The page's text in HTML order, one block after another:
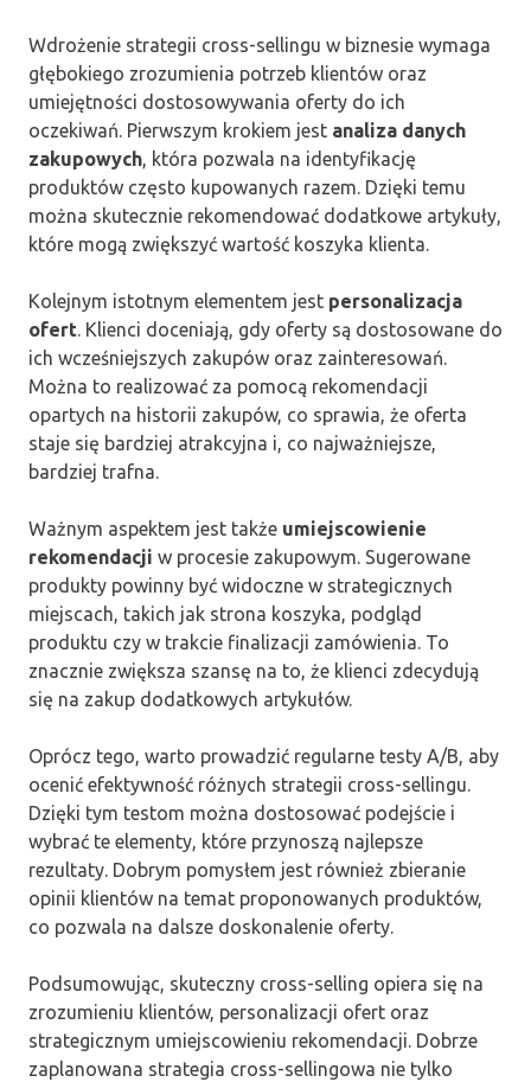
Wdrożenie strategii cross-sellingu w biznesie wymaga
głębokiego zrozumienia potrzeb klientów oraz
umiejętności dostosowywania oferty do ich
oczekiwań. Pierwszym krokiem jest analiza danych
zakupowych , która pozwala na identyfikację
produktów często kupowanych razem. Dzięki temu
można skutecznie rekomendować dodatkowe artykuły,
które mogą zwiększyć wartość koszyka klienta.
Kolejnym istotnym elementem jest personalizacja
ofert . Klienci doceniają, gdy oferty są dostosowane do
ich wcześniejszych zakupów oraz zainteresowań.
Można to realizować za pomocą rekomendacji
opartych na historii zakupów, co sprawia, że oferta
staje się bardziej atrakcyjna i, co najważniejsze,
bardziej trafna.
Ważnym aspektem jest także umiejscowienie
rekomendacji w procesie zakupowym. Sugerowane
produkty powinny być widoczne w strategicznych
miejscach, takich jak strona koszyka, podgląd
produktu czy w trakcie finalizacji zamówienia. To
znacznie zwiększa szansę na to, że klienci zdecydują
się na zakup dodatkowych artykułów.
Oprócz tego, warto prowadzić regularne testy A/B, aby
ocenić efektywność różnych strategii cross-sellingu.
Dzięki tym testom można dostosować podejście i
wybrać te elementy, które przynoszą najlepsze
rezultaty. Dobrym pomysłem jest również zbieranie
opinii klientów na temat proponowanych produktów,
co pozwala na dalsze doskonalenie oferty.
Podsumowując, skuteczny cross-selling opiera się na
zrozumieniu klientów, personalizacji ofert oraz
strategicznym umiejscowieniu rekomendacji. Dobrze
zaplanowana strategia cross-sellingowa nie tylko